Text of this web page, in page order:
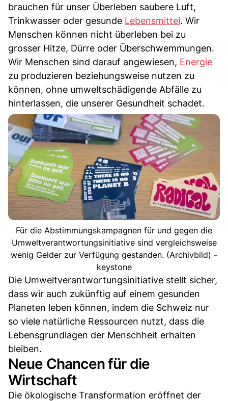
brauchen für unser Überleben saubere Luft,
Trinkwasser oder gesunde Lebensmittel. Wir
Menschen können nicht überleben bei zu
grosser Hitze, Dürre oder Überschwemmungen.
Wir Menschen sind darauf angewiesen, Energie
zu produzieren beziehungsweise nutzen zu
können, ohne umweltschädigende Abfälle zu
hinterlassen, die unserer Gesundheit schadet.
Für die Abstimmungskampagnen für und gegen die
Umweltverantwortungsinitiative sind vergleichsweise
wenig Gelder zur Verfügung gestanden. (Archivbild) -
keystone
Die Umweltverantwortungsinitiative stellt sicher,
dass wir auch zukünftig auf einem gesunden
Planeten leben können, indem die Schweiz nur
so viele natürliche Ressourcen nutzt, dass die
Lebensgrundlagen der Menschheit erhalten
bleiben.
Neue Chancen für die
Wirtschaft
Die ökologische Transformation eröffnet der